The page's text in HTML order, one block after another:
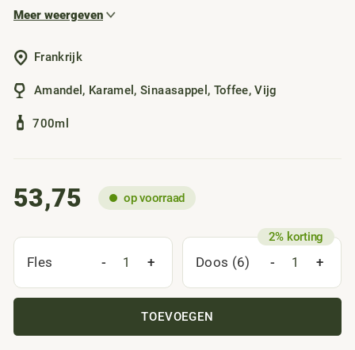
zachtheid van deze biologische cognac met smaaktonen
vol, zacht en rond. Je proeft sinaasappel, amandel, en
gedroogde vijgen. De afdronk is heel lang, zacht en rijk met
tonen van sinaasappelzest.
Meer weergeven
Frankrijk
Amandel , Karamel ,Sinaasappel , Toffee,Vijg
700ml
53,75 op voorraad
Fles - + Doos (6) - +
TOEVOEGEN